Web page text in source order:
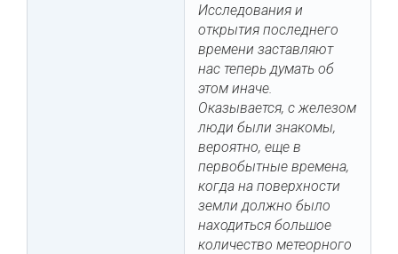
Исследования и
открытия последнего
времени заставляют
нас теперь думать об
этом иначе.
Оказывается, с железом
люди были знакомы,
вероятно, еще в
первобытные времена,
когда на поверхности
земли должно было
находиться большое
количество метеорного